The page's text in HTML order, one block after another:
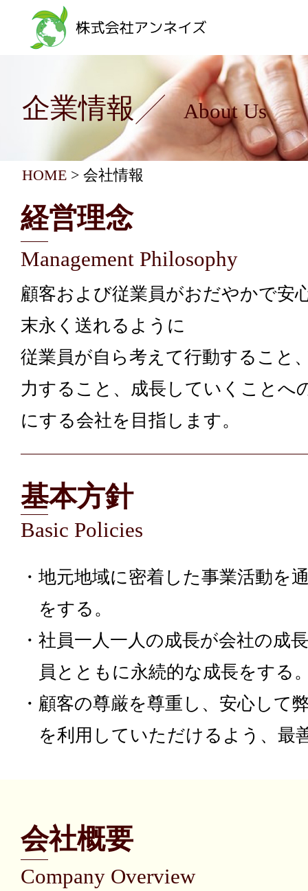
企業情報
HOME > 会社情報
経営理念
顧客および従業員がおだやかで安
末永く送れるように
従業員が自ら考えて行動すること
力すること、成長していくことへ
にする会社を目指します。
基本方針
・地元地域に密着した事業活動を
をする。
・社員一人一人の成長が会社の成
員とともに永続的な成長をする
・顧客の尊厳を尊重し、安心して
を利用していただけるよう、最
会社概要